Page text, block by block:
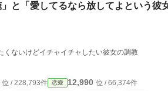
」と「愛してるなら放してよという彼
くないけどイチャイチャしたい彼女の調教
位 / 228,793件 恋愛 12,990 位 / 66,374件